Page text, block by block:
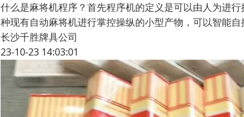
什么是麻将机程序？首先程序机的定义是可以由人为进
种现有自动麻将机进行掌控操纵的小型产物，可以智能
长沙千胜牌具公司
23-10-23 14:03:01